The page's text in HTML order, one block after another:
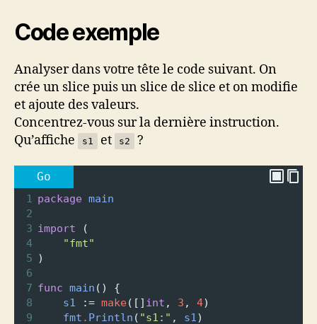
Code exemple
Analyser dans votre tête le code suivant. On
crée un slice puis un slice de slice et on modifie
et ajoute des valeurs.
Concentrez-vous sur la dernière instruction.
Qu’affiche
s1 et s2 ?
Go
1 package main
2
3 import (
4
"fmt"
5 )
6
7 func main () {
8
s1 := make([] int , 3 , 4)
9
fmt . Println ( "s1:" , s1 )